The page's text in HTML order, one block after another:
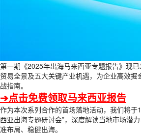
第一期《2025年出海马来西亚专题报告》现已
贸易全景及五大关键产业机遇，为企业高效掘
战指南。
➔点击免费领取马来西亚报告
作为本次系列合作的首场落地活动，我们将于
西亚出海专题研讨会”，深度解读当地市场潜
准布局、稳健出海。